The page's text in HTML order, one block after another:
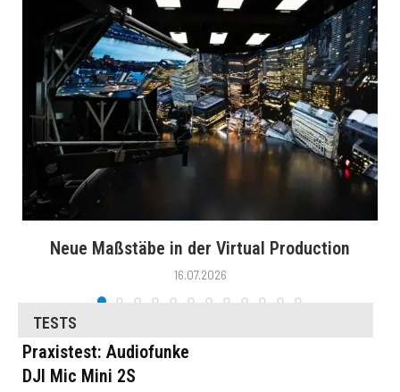
Neue Maßstäbe in der Virtual Production
16.07.2026
TESTS
Praxistest: Audiofunke
DJI Mic Mini 2S